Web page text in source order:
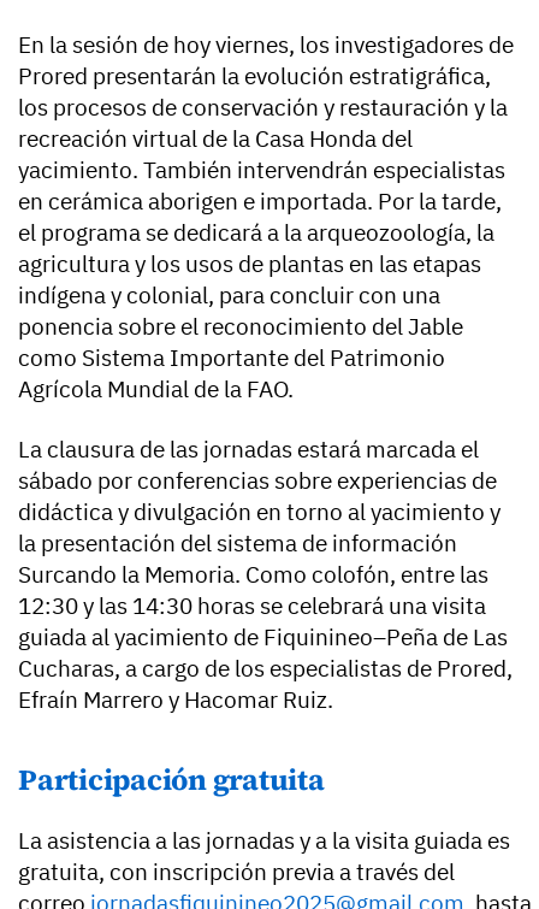
En la sesión de hoy viernes, los investigadores de
Prored presentarán la evolución estratigráfica,
los procesos de conservación y restauración y la
recreación virtual de la Casa Honda del
yacimiento. También intervendrán especialistas
en cerámica aborigen e importada. Por la tarde,
el programa se dedicará a la arqueozoología, la
agricultura y los usos de plantas en las etapas
indígena y colonial, para concluir con una
ponencia sobre el reconocimiento del Jable
como Sistema Importante del Patrimonio
Agrícola Mundial de la FAO.
La clausura de las jornadas estará marcada el
sábado por conferencias sobre experiencias de
didáctica y divulgación en torno al yacimiento y
la presentación del sistema de información
Surcando la Memoria. Como colofón, entre las
12:30 y las 14:30 horas se celebrará una visita
guiada al yacimiento de Fiquinineo–Peña de Las
Cucharas, a cargo de los especialistas de Prored,
Efraín Marrero y Hacomar Ruiz.
Participación gratuita
La asistencia a las jornadas y a la visita guiada es
gratuita, con inscripción previa a través del
correo jornadasfiquinineo2025@gmail.com , hasta